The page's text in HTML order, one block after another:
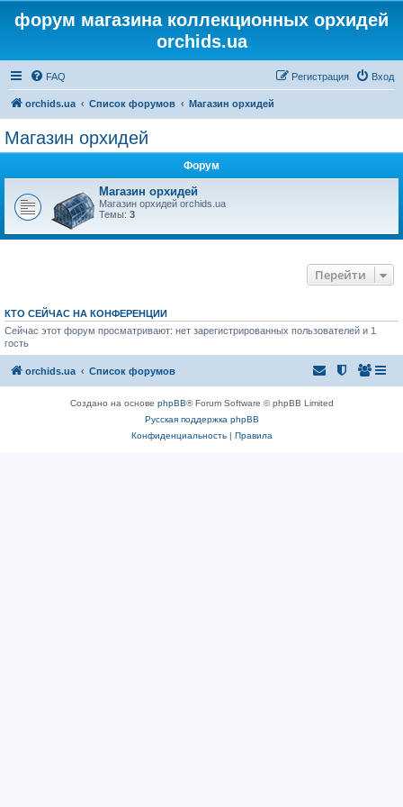
форум магазина коллекционных орхидей
orchids.ua
FAQ Вход
Регистрация
orchids.ua Список форумов Магазин орхидей
Магазин орхидей
Форум
Магазин орхидей
Магазин орхидей orchids.ua
Темы: 3
Перейти
КТО СЕЙЧАС НА КОНФЕРЕНЦИИ
Сейчас этот форум просматривают: нет зарегистрированных пользователей и 1
гость
orchids.ua Список форумов
Создано на основе phpBB® Forum Software © phpBB Limited
Русская поддержка phpBB
Конфиденциальность| Правила